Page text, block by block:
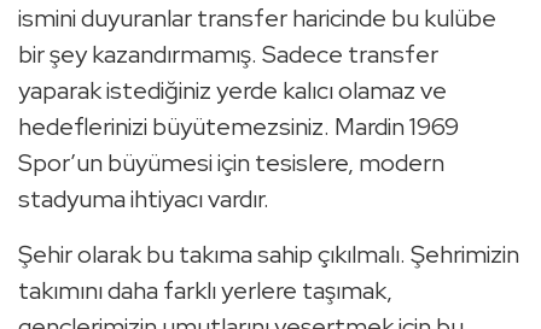
ismini duyuranlar transfer haricinde bu kulübe
bir şey kazandırmamış. Sadece transfer
yaparak istediğiniz yerde kalıcı olamaz ve
hedeflerinizi büyütemezsiniz. Mardin 1969
Spor’un büyümesi için tesislere, modern
stadyuma ihtiyacı vardır.
Şehir olarak bu takıma sahip çıkılmalı. Şehrimizin
takımını daha farklı yerlere taşımak,